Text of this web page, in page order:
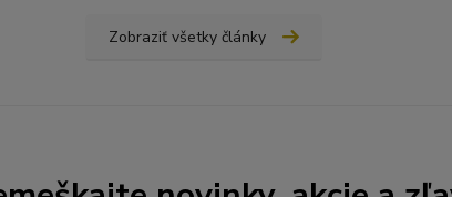
Zobraziť všetky články